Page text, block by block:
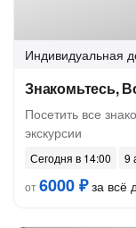
Индивидуальная
Знакомьтесь,
Посетить все
экскурсии
Сегодня в 14:00
9
от6000 ₽за всё